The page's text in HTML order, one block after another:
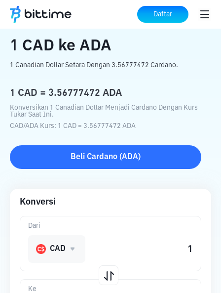
Daftar
Beranda Konverter Kripto ke ADA
1 CAD ke ADA
1 Canadian Dollar Setara Dengan 3.56777472 Cardano.
1 CAD = 3.56777472 ADA
Konversikan 1 Canadian Dollar Menjadi Cardano Dengan Kurs
Tukar Saat Ini.
CAD/ADA Kurs: 1 CAD = 3.56777472 ADA
Beli Cardano (ADA)
Konversi
Ke
Dari
CAD